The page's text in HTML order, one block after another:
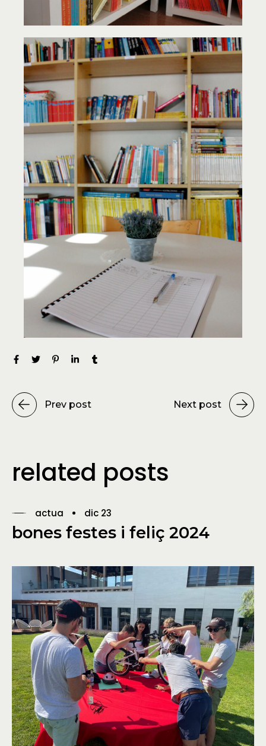
Prev post Next post
related posts
actua dic 23
bones festes i feliç 2024